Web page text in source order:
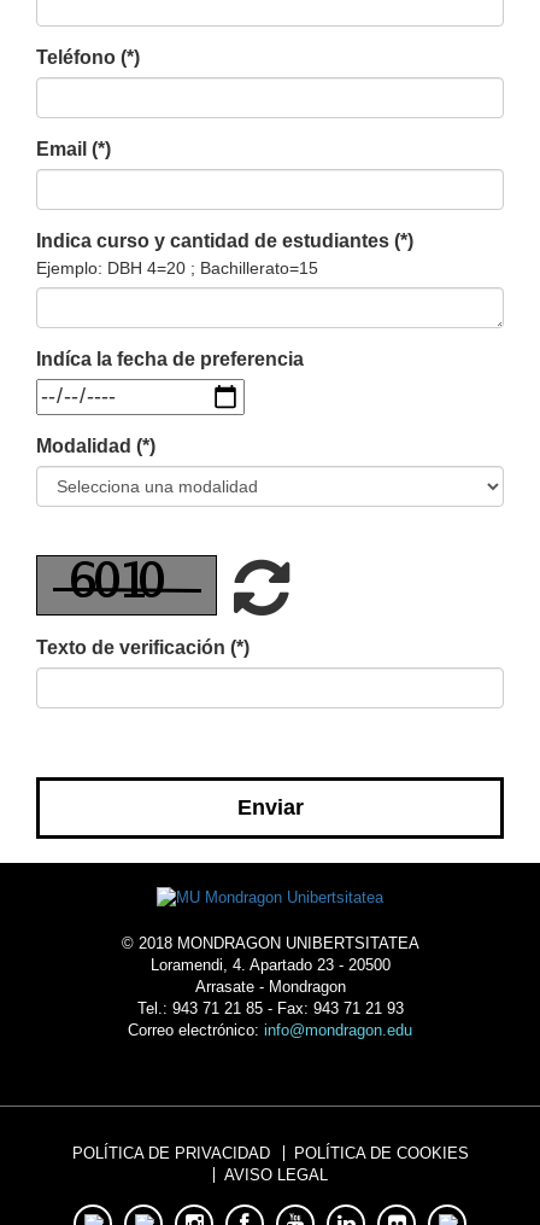
Teléfono (*)
Email (*)
Indica curso y cantidad de estudiantes (*)
Ejemplo: DBH 4=20 ; Bachillerato=15
Indíca la fecha de preferencia
Modalidad (*)
CAPTCHA
Texto de verificación (*)
© 2018 MONDRAGON UNIBERTSITATEA
Loramendi, 4. Apartado 23 - 20500
Arrasate - Mondragon
Tel.: 943 71 21 85 - Fax: 943 71 21 93
Correo electrónico: info@mondragon.edu
POLÍTICA DE PRIVACIDAD
POLÍTICA DE COOKIES
AVISO LEGAL